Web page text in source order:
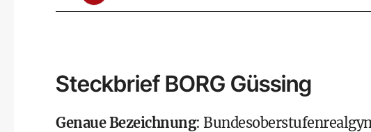
Steckbrief BORG Güssing
Genaue Bezeichnung: